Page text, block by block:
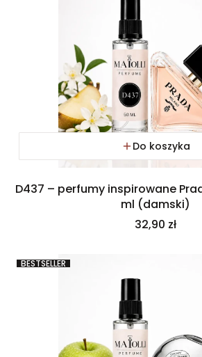
Do koszyka
D437 – perfumy inspirowane
ml (damski)
Cena
32,90 zł
BESTSELLER